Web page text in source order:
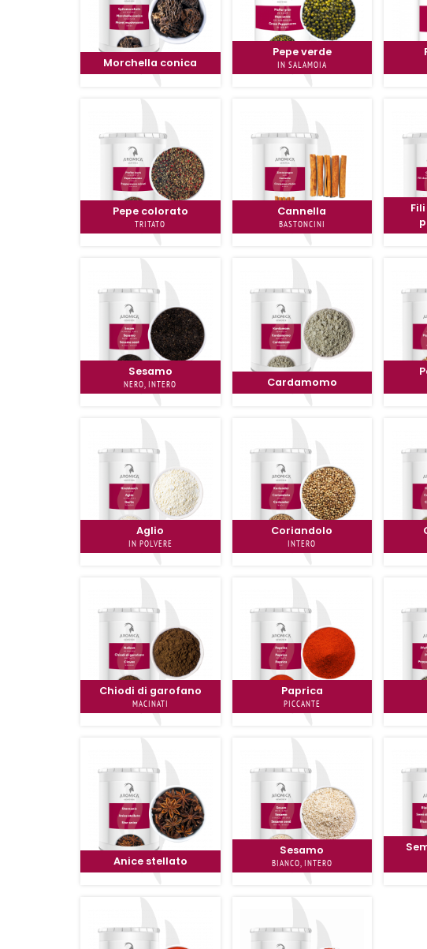
Morchella conica
Pepe verde
IN SALAMOIA
Pepe colorato
TRITATO
Cannella
BASTONCINI
Sesamo
NERO, INTERO Cardamomo
Aglio
IN POLVERE
Coriandolo
INTERO
Chiodi di garofano
MACINATI
Paprica
PICCANTE
Anice stellato
Sesamo
BIANCO, INTERO